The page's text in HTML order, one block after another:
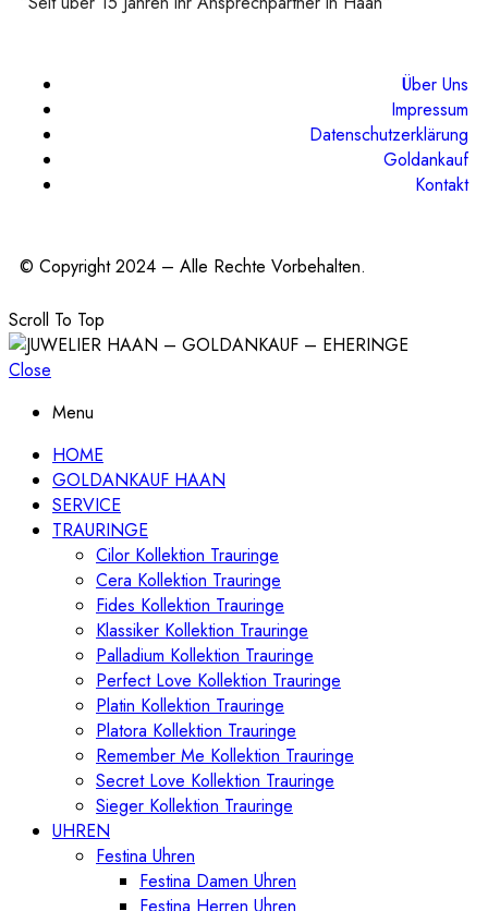
Über Uns
Impressum
Datenschutzerklärung
Goldankauf
Kontakt
© Copyright 2024 – Alle Rechte Vorbehalten.
Scroll To Top
Close
Menu
HOME
GOLDANKAUF HAAN
SERVICE
TRAURINGE
Cilor Kollektion Trauringe
Cera Kollektion Trauringe
Fides Kollektion Trauringe
Klassiker Kollektion Trauringe
Palladium Kollektion Trauringe
Perfect Love Kollektion Trauringe
Platin Kollektion Trauringe
Platora Kollektion Trauringe
Remember Me Kollektion Trauringe
Secret Love Kollektion Trauringe
Sieger Kollektion Trauringe
UHREN
Festina Uhren
Festina Damen Uhren
Festina Herren Uhren